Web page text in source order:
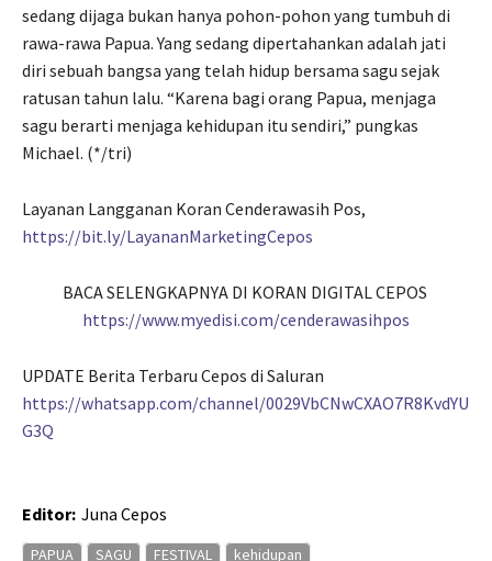
sedang dijaga bukan hanya pohon-pohon yang tumbuh di
rawa-rawa Papua. Yang sedang dipertahankan adalah jati
diri sebuah bangsa yang telah hidup bersama sagu sejak
ratusan tahun lalu. “Karena bagi orang Papua, menjaga
sagu berarti menjaga kehidupan itu sendiri,” pungkas
Michael. (*/tri)
Layanan Langganan Koran Cenderawasih Pos,
https://bit.ly/LayananMarketingCepos
BACA SELENGKAPNYA DI KORAN DIGITAL CEPOS
https://www.myedisi.com/cenderawasihpos
UPDATE Berita Terbaru Cepos di Saluran
https://whatsapp.com/channel/0029VbCNwCXAO7R8KvdYU
G3Q
Editor: Juna Cepos
PAPUA SAGU FESTIVAL kehidupan